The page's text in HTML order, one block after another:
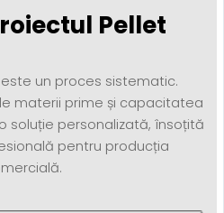
Pellet
un proces sistematic.
materii prime și capacitatea
soluție personalizată, însoțită
pentru producția